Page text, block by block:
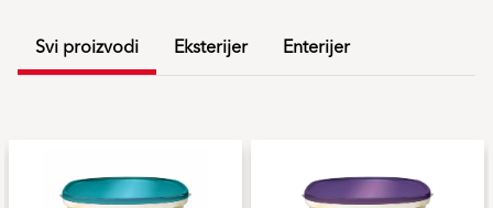
Svi proizvodi Eksterijer Enterijer